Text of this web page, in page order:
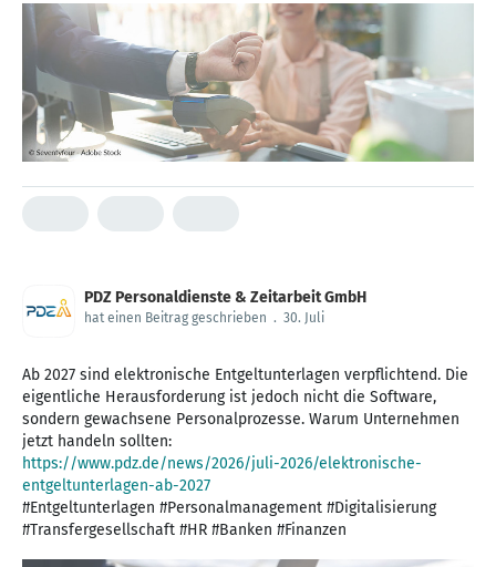
PDZ Personaldienste & Zeitarbeit GmbH
hat einen Beitrag geschrieben . 30. Juli
Ab 2027 sind elektronische Entgeltunterlagen verpflichtend. Die
eigentliche Herausforderung ist jedoch nicht die Software,
sondern gewachsene Personalprozesse. Warum Unternehmen
https://www.pdz.de/news/2026/juli-2026/elektronische-
entgeltunterlagen-ab-2027
#Entgeltunterlagen #Personalmanagement #Digitalisierung
#Transfergesellschaft #HR #Banken #Finanzen